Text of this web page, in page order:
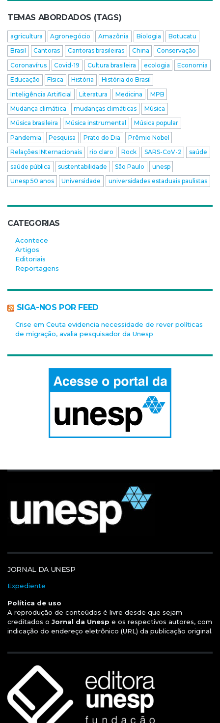
TEMAS ABORDADOS (TAGS)
agricultura Agronegócio Amazônia Biologia
Botucatu
Brasil
Cantoras Cantoras brasileiras China
Conservação
Coronavírus
Covid-19 Cultura brasileira ecologia
Economia
Educação
Física História
História do Brasil
Inteligência Artificial
Literatura Medicina
MPB
Mudança climática
mudanças climáticas
Música
Música brasileira
Música instrumental
Música popular
Pandemia
Pesquisa Prato do Dia
Prêmio Nobel
Relações INternacionais
rio claro Rock SARS-CoV-2
saúde
saúde pública
sustentabilidade São Paulo
unesp
Unesp 50 anos
Universidade universidades estaduais paulistas
CATEGORIAS
Acontece
Artigos
Editoriais
Reportagens
SIGA-NOS POR FEED
Crise em Ceuta evidencia necessidade de rever políticas
de migração, avalia pesquisador da Unesp
JORNAL DA UNESP
Expediente
Política de uso
A reprodução de conteúdos é livre desde que sejam
creditados o Jornal da Unesp e os respectivos autores, com
indicação do endereço eletrônico (URL) da publicação original.